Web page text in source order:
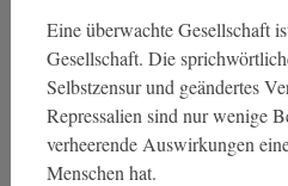
Eine überwachte Gesellschaft
Gesellschaft. Die
Selbstzensur und geändertes
Repressalien sind nur wenige
verheerende Auswirkungen
Menschen hat.